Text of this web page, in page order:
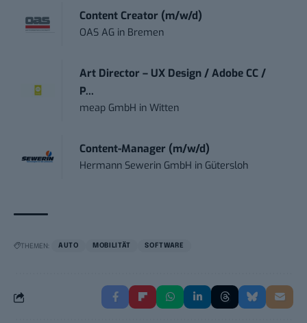
Content Creator (m/w/d)
OAS AG in Bremen
Art Director – UX Design / Adobe CC /
P...
meap GmbH inWitten
Content-Manager (m/w/d)
Hermann Sewerin GmbH in Gütersloh
THEMEN: AUTO MOBILITÄT SOFTWARE